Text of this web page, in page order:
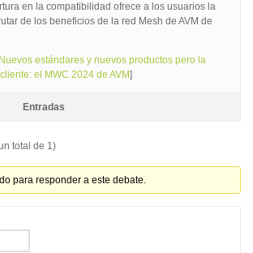
en la compatibilidad ofrece a los usuarios la
de los beneficios de la red Mesh de AVM de
Nuevos estándares y nuevos productos pero la
el MWC 2024 de AVM]
Entradas
total de 1)
para responder a este debate.